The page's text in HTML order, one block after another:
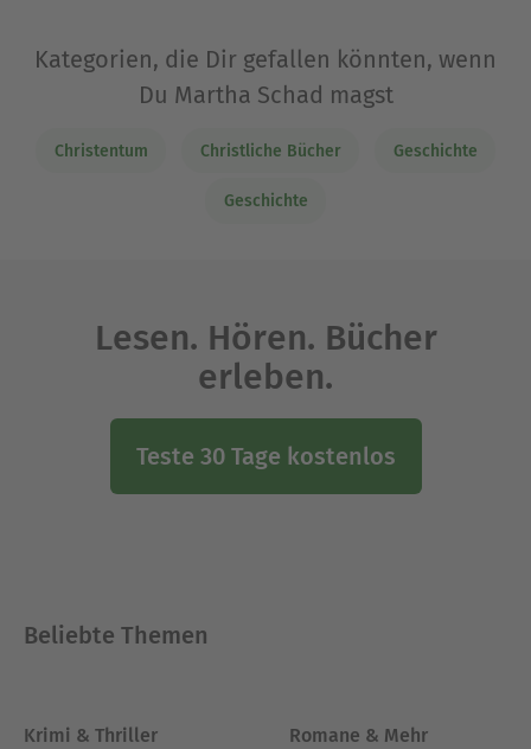
Kategorien, die Dir gefallen könnten, wenn
Du Martha Schad magst
Christentum Christliche Bücher Geschichte
Geschichte
Lesen. Hören. Bücher
erleben.
Teste 30 Tage kostenlos
Beliebte Themen
Krimi & Thriller Romane & Mehr